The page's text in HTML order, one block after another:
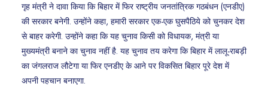
गृह मंत्री ने दावा किया कि बिहार में फिर राष्ट्रीय जनतांत्रिक गठबंधन (एनडीए)
की सरकार बनेगी. उन्होंने कहा, हमारी सरकार एक-एक घुसपैठिये को चुनकर देश
से बाहर करेगी. उन्होंने कहा कि यह चुनाव किसी को विधायक, मंत्री या
मुख्यमंत्री बनाने का चुनाव नहीं है. यह चुनाव तय करेगा कि बिहार में लालू-राबड़ी
का जंगलराज लौटेगा या फिर एनडीए के आने पर विकसित बिहार पूरे देश में
अपनी पहचान बनाएगा.